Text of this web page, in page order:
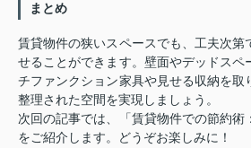
まとめ
賃貸物件の狭いスペースでも、工夫次第
せることができます。壁面やデッドスペ
チファンクション家具や見せる収納を取
整理された空間を実現しましょう。
次回の記事では、「賃貸物件での節約術
をご紹介します。どうぞお楽しみに！